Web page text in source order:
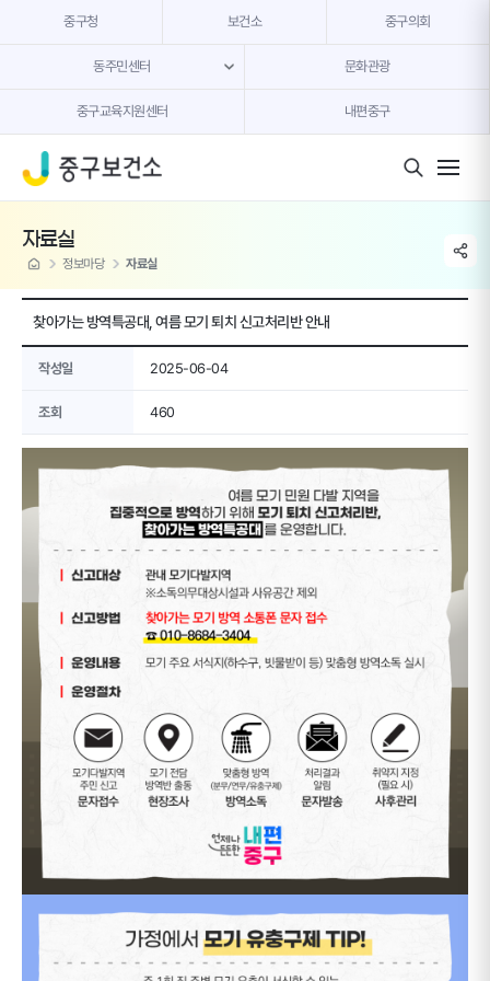
중구청 보건소 중구의회
동주민센터 문화관광
중구교육지원센터 내편중구
자료실
home 정보마당 자료실
share
찾아가는 방역특공대, 여름 모기 퇴치 신고처리반 안내
작성일 2025-06-04
조회 460